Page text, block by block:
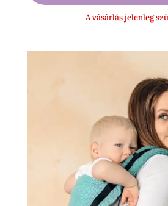
A vásárlás jelenleg